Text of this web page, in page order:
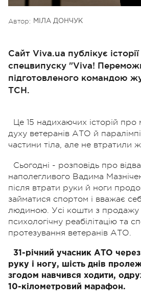
Автор: МІЛА ДОНЧУК
Сайт Viva.ua публікує
спецвипуску "Viva!
підготовленого командою
ТСН.
Це 15 надихаючих історій про
духу ветеранів АТО й
частини тіла, але не втратили
Сьогодні - розповідь про
наполегливого Вадима
після втрати руки й ноги
займатися спортом і вважає
людиною. Усі кошти з продажу
психологічну реабілітацію та
протезування ветеранів АТО.
31-річний учасник АТО через
руку і ногу, шість днів
згодом навчився ходити,
10-кілометровий марафон.